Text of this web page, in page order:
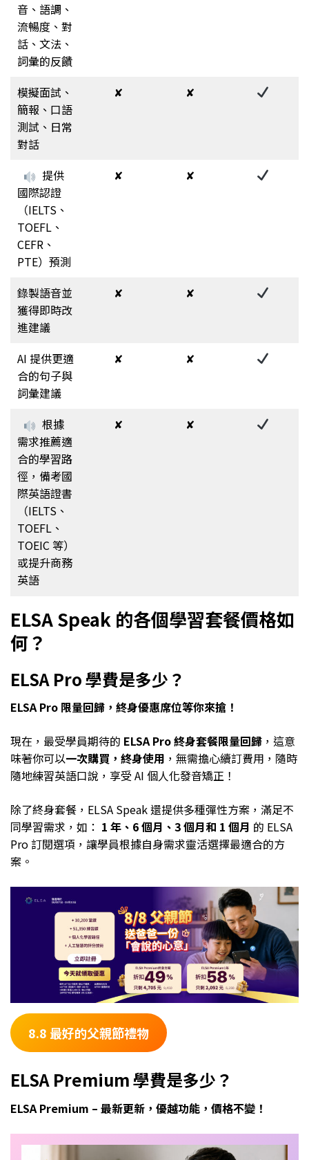
音、語調、
流暢度、對
話、文法、
詞彙的反饋
模擬面試、
簡報、口語
測試、日常
對話
✘ ✘
提供
國際認證
（IELTS、
TOEFL、
CEFR、
PTE）預測
✘ ✘
錄製語音並
獲得即時改
進建議
✘ ✘
AI 提供更適
合的句子與
詞彙建議
✘ ✘
根據
需求推薦適
合的學習路
徑，備考國
際英語證書
（IELTS、
TOEFL、
TOEIC 等）
或提升商務
英語
✘ ✘
ELSA Speak 的各個學習套餐價格如
何？
ELSA Pro 學費是多少？
ELSA Pro 限量回歸，終身優惠席位等你來搶！
現在，最受學員期待的 ELSA Pro 終身套餐限量回歸 ，這意
味著你可以一次購買，終身使用 ，無需擔心續訂費用，隨時
隨地練習英語口說，享受 AI 個人化發音矯正！
除了終身套餐，ELSA Speak 還提供多種彈性方案，滿足不
同學習需求，如： 1 年、6 個月、3 個月和 1 個月 的 ELSA
Pro 訂閱選項，讓學員根據自身需求靈活選擇最適合的方
案。
8.8 最好的父親節禮物
ELSA Premium 學費是多少？
ELSA Premium – 最新更新，優越功能，價格不變！